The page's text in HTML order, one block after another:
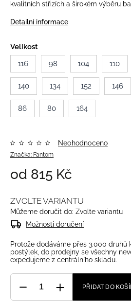
kvalitních střizích a širokém výběru
Detailní informace
Velikost
116
98 104 110
140 134 152 146
86 80 164
Značka: Fantom
Neohodnoceno
od 815 Kč
ZVOLTE VARIANTU
Můžeme doručit do: Zvolte variantu
Možnosti doručení
Protože dodáváme přes 3.000 druhů
postýlek, do prodejny se všechny
expedujeme z centrálního skladu.
PŘIDAT DO